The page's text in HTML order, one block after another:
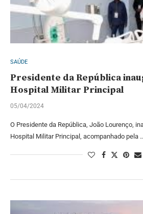
SAÚDE
Presidente da República
Hospital Militar Principal
05/04/2024
O Presidente da República, João Lourenço,
Hospital Militar Principal, acompanhado pela